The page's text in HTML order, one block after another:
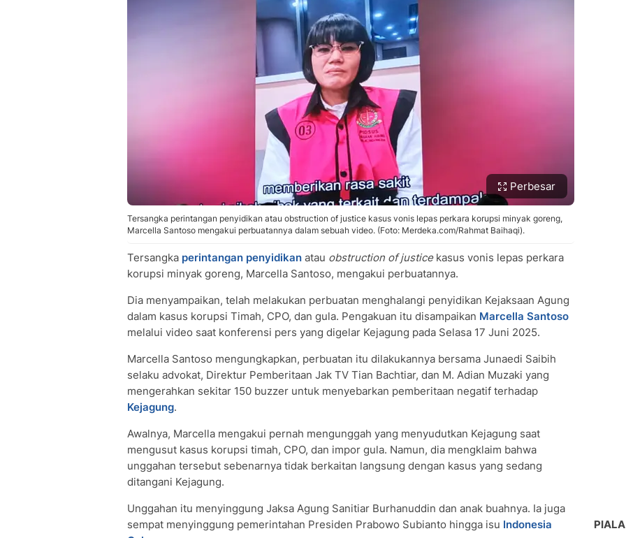
Perbesar
Tersangka perintangan penyidikan atau obstruction of justice kasus vonis lepas perkara korupsi minyak goreng,
Marcella Santoso mengakui perbuatannya dalam sebuah video. (Foto: Merdeka.com/Rahmat Baihaqi).
Tersangka perintangan penyidikan atau obstruction of justicekasus vonis lepas perkara
korupsi minyak goreng, Marcella Santoso, mengakui perbuatannya.
Dia menyampaikan, telah melakukan perbuatan menghalangi penyidikan Kejaksaan Agung
dalam kasus korupsi Timah, CPO, dan gula. Pengakuan itu disampaikan Marcella Santoso
melalui video saat konferensi pers yang digelar Kejagung pada Selasa 17 Juni 2025.
Marcella Santoso mengungkapkan, perbuatan itu dilakukannya bersama Junaedi Saibih
selaku advokat, Direktur Pemberitaan Jak TV Tian Bachtiar, dan M. Adian Muzaki yang
mengerahkan sekitar 150 buzzer untuk menyebarkan pemberitaan negatif terhadap
Kejagung.
Awalnya, Marcella mengakui pernah mengunggah yang menyudutkan Kejagung saat
mengusut kasus korupsi timah, CPO, dan impor gula. Namun, dia mengklaim bahwa
unggahan tersebut sebenarnya tidak berkaitan langsung dengan kasus yang sedang
ditangani Kejagung.
Unggahan itu menyinggung Jaksa Agung Sanitiar Burhanuddin dan anak buahnya. Ia juga
sempat menyinggung pemerintahan Presiden Prabowo Subianto hingga isu Indonesia